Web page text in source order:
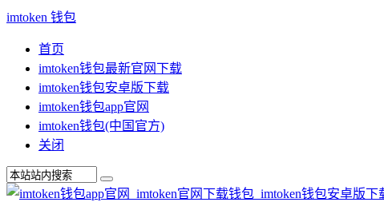
imtoken 钱包
首页
imtoken钱包最新官网下载
imtoken钱包安卓版下载
imtoken钱包app官网
imtoken钱包(中国官方)
关闭